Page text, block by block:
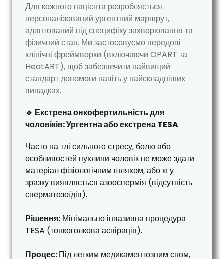
Для кожного пацієнта розробляється
персоналізований ургентний маршрут,
адаптований під специфіку захворювання та
фізичний стан. Ми застосовуємо передові
клінічні фреймворки (включаючи OPART та
HeatART), щоб забезпечити найвищий
стандарт допомоги навіть у найскладніших
випадках.
🔹 Екстрена онкофертильність для
чоловіків: Ургентна або екстрена TESA
Часто на тлі сильного стресу, болю або
особливостей пухлини чоловік не може здати
матеріал фізіологічним шляхом, або ж у
зразку виявляється азооспермія (відсутність
сперматозоїдів).
Рішення: Мінімально інвазивна процедура
TESA (тонкоголкова аспірація).
Процес:Під легким медикаментозним сном,